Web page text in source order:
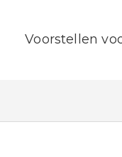
Voorstellen